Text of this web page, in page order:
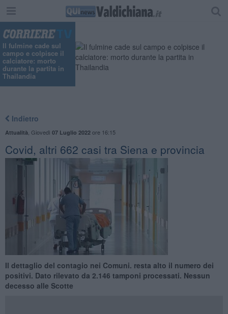
Il fulmine cade sul
campo e colpisce il
calciatore: morto
durante la partita in
Thailandia
Indietro
Attualità Giovedì 07 Luglio 2022ore 16:15
Covid, altri 662 casi tra Siena e provincia
Il dettaglio del contagio nei Comuni. resta alto il numero dei
positivi. Dato rilevato da 2.146 tamponi processati. Nessun
decesso alle Scotte